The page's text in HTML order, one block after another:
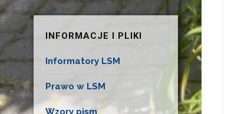
INFORMACJE I PLIKI
Informatory LSM
Prawo w LSM
Wzory pism